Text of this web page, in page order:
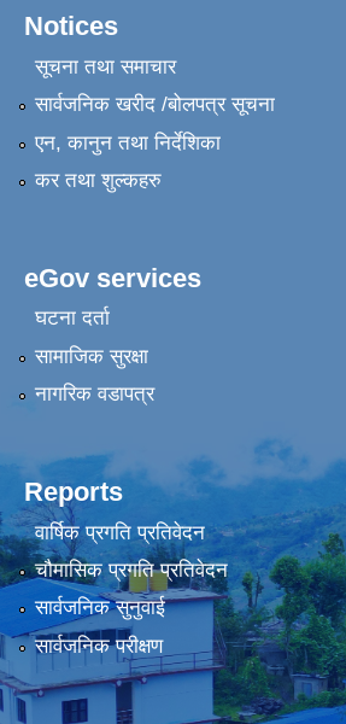
Notices
सूचना तथा समाचार
सार्वजनिक खरीद /बोलपत्र सूचना
एन, कानुन तथा निर्देशिका
कर तथा शुल्कहरु
eGov services
घटना दर्ता
सामाजिक सुरक्षा
नागरिक वडापत्र
Reports
वार्षिक प्रगति प्रतिवेदन
चौमासिक प्रगति प्रतिवेदन
सार्वजनिक सुनुवाई
सार्वजनिक परीक्षण